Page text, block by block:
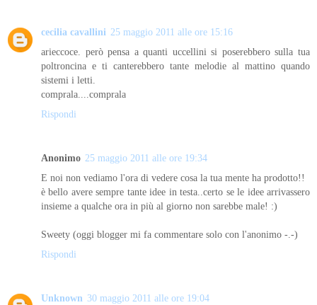
cecilia cavallini 25 maggio 2011 alle ore 15:16
arieccoce. però pensa a quanti uccellini si poserebbero sulla tua
poltroncina e ti canterebbero tante melodie al mattino quando
sistemi i letti.
comprala....comprala
Rispondi
Anonimo 25 maggio 2011 alle ore 19:34
E noi non vediamo l'ora di vedere cosa la tua mente ha prodotto!!
è bello avere sempre tante idee in testa..certo se le idee arrivassero
insieme a qualche ora in più al giorno non sarebbe male! :)
Sweety (oggi blogger mi fa commentare solo con l'anonimo -.-)
Rispondi
Unknown 30 maggio 2011 alle ore 19:04